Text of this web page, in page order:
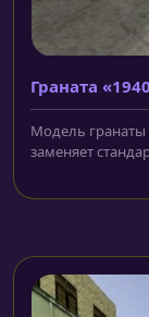
Граната
Модель гранаты
заменяет